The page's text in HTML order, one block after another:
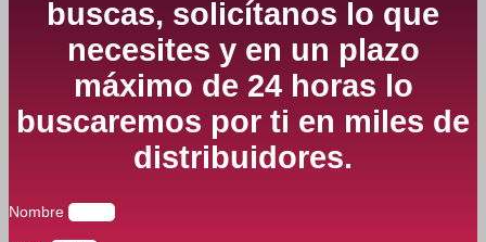
buscas, solicítanos lo que
necesites y en un plazo
máximo de 24 horas lo
buscaremos por ti en miles de
distribuidores.
Nombre